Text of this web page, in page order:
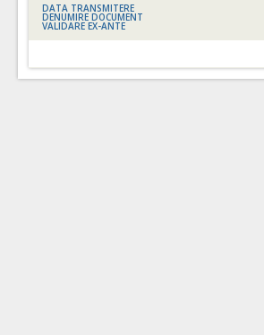
DATA TRANSMITERE
DENUMIRE DOCUMENT
VALIDARE EX-ANTE